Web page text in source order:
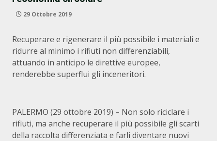
29 Ottobre 2019
Recuperare e rigenerare il più possibile i materiali e
ridurre al minimo i rifiuti non differenziabili,
attuando in anticipo le direttive europee,
renderebbe superflui gli inceneritori.
PALERMO (29 ottobre 2019) – Non solo riciclare i
rifiuti, ma anche recuperare il più possibile gli scarti
della raccolta differenziata e farli diventare nuovi